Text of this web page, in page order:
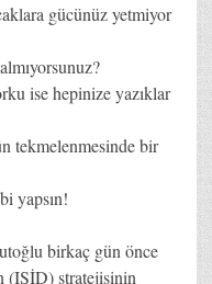
gücünüz yetmiyor
ise hepinize yazıklar
tekmelenmesinde bir
yapsın!
birkaç gün önce
(IŞİD) stratejisinin